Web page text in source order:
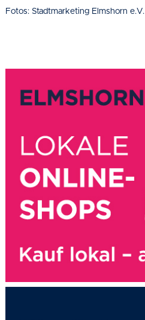
Fotos: Stadtmarketing Elmshorn e.V.